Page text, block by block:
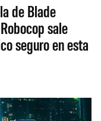
de Blade
sale
seguro en esta